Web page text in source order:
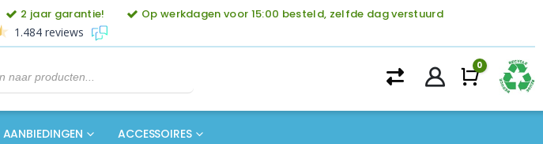
2 jaar garantie!
Op werkdagen voor 15:00 besteld, zelfde dag verstuurd
1.484 reviews
0
AANBIEDINGEN ACCESSOIRES